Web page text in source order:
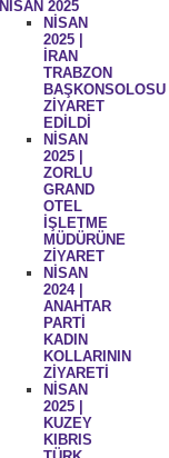
NİSAN 2025
NİSAN
2025 |
İRAN
TRABZON
BAŞKONSOLOSU
ZİYARET
EDİLDİ
NİSAN
2025 |
ZORLU
GRAND
OTEL
İŞLETME
MÜDÜRÜNE
ZİYARET
NİSAN
2024 |
ANAHTAR
PARTİ
KADIN
KOLLARININ
ZİYARETİ
NİSAN
2025 |
KUZEY
KIBRIS